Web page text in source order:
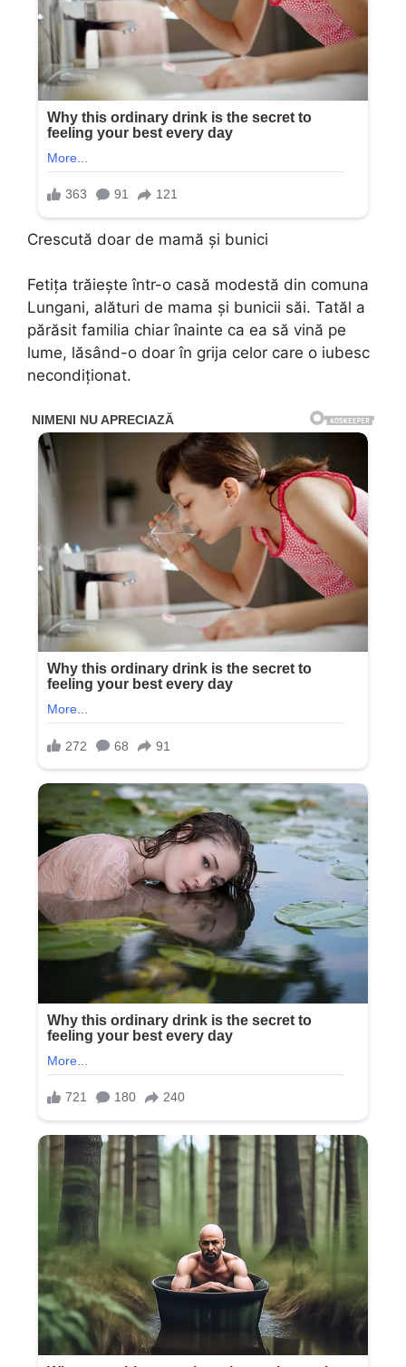
Crescută doar de mamă și bunici
Fetița trăiește într-o casă modestă din comuna
Lungani, alături de mama și bunicii săi. Tatăl a
părăsit familia chiar înainte ca ea să vină pe
lume, lăsând-o doar în grija celor care o iubesc
necondiționat.